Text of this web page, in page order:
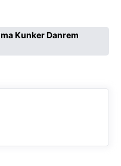
Kunker Danrem